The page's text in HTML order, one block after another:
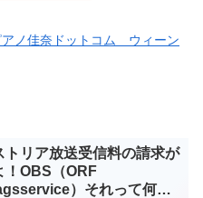
アノ佳奈ドットコム ウィーン
トリア放送受信料の請求が
！OBS（ORF
）それって何？